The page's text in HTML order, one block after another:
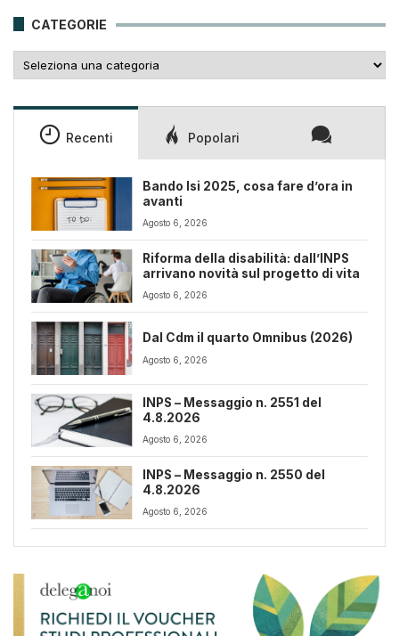
CATEGORIE
Recenti Popolari
Bando Isi 2025, cosa fare d’ora in
avanti
Agosto 6, 2026
Riforma della disabilità: dall’INPS
arrivano novità sul progetto di vita
Agosto 6, 2026
Dal Cdm il quarto Omnibus (2026)
Agosto 6, 2026
INPS – Messaggio n. 2551 del
4.8.2026
Agosto 6, 2026
INPS – Messaggio n. 2550 del
4.8.2026
Agosto 6, 2026